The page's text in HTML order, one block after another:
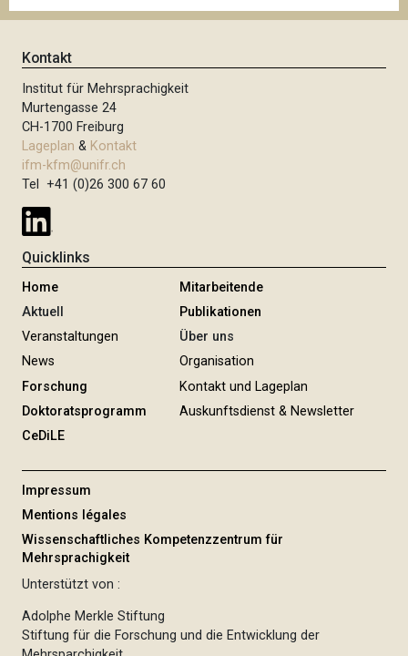
Kontakt
Institut für Mehrsprachigkeit
Murtengasse 24
CH-1700 Freiburg
Lageplan & Kontakt
ifm-kfm@unifr.ch
Tel +41 (0)26 300 67 60
Quicklinks
Home
Aktuell
Veranstaltungen
News
Forschung
Doktoratsprogramm
CeDiLE
Mitarbeitende
Publikationen
Über uns
Organisation
Kontakt und Lageplan
Auskunftsdienst & Newsletter
Impressum
Mentions légales
Wissenschaftliches Kompetenzzentrum für
Mehrsprachigkeit
Unterstützt von :
Adolphe Merkle Stiftung
Stiftung für die Forschung und die Entwicklung der